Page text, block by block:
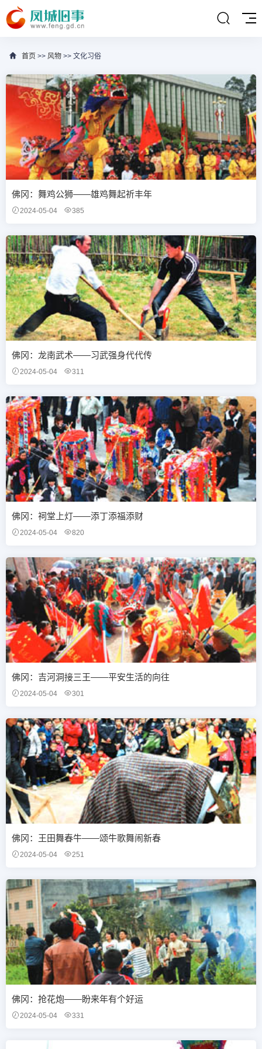
首页 >> 风物 >> 文化习俗
佛冈：舞鸡公狮——雄鸡舞起祈丰年
2024-05-04 385
佛冈：龙南武术——习武强身代代传
2024-05-04 311
佛冈：祠堂上灯——添丁添福添财
2024-05-04 820
佛冈：吉河洞接三王——平安生活的向往
2024-05-04 301
佛冈：王田舞春牛——颂牛歌舞闹新春
2024-05-04 251
佛冈：抢花炮——盼来年有个好运
2024-05-04 331